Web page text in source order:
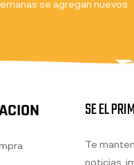
se agregan nuevos
SE EL
Te
noticias,